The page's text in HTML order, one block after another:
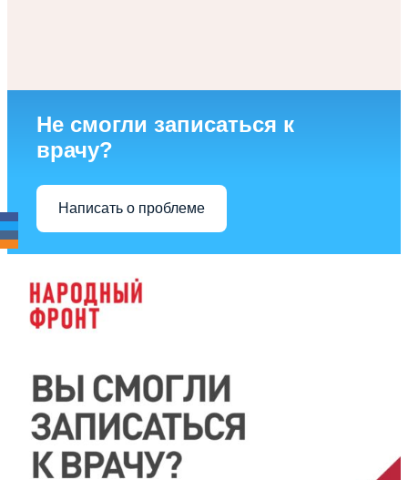
Не смогли записаться к
врачу?
Написать о проблеме